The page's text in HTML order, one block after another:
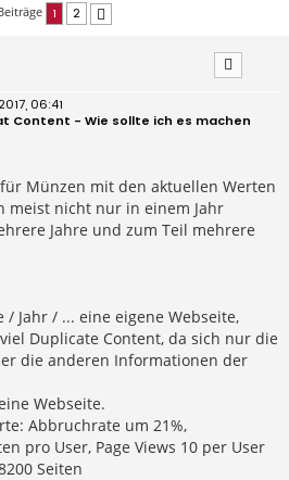
1 2
06:41
Content - Wie sollte ich es machen
Münzen mit den aktuellen Werten
meist nicht nur in einem Jahr
Jahre und zum Teil mehrere
Jahr / ... eine eigene Webseite,
Duplicate Content, da sich nur die
die anderen Informationen der
Webseite.
Abbruchrate um 21%,
pro User, Page Views 10 per User
Seiten